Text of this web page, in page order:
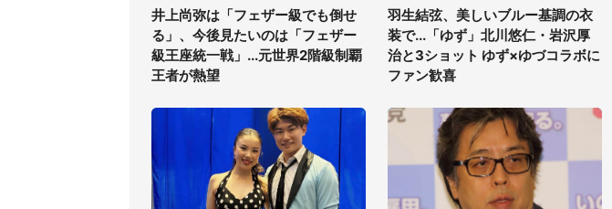
井上尚弥は「フェザー級でも倒せ
る」、今後見たいのは「フェザー
級王座統一戦」...元世界2階級制覇
王者が熱望
羽生結弦、美しいブルー基調の衣
装で...「ゆず」北川悠仁・岩沢厚
治と3ショット ゆず×ゆづコラボに
ファン歓喜